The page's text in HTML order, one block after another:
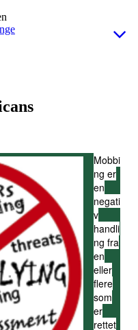
Mobbi
ng er
en
negati
v
handli
ng fra
en
eller
flere
som
er
rettet